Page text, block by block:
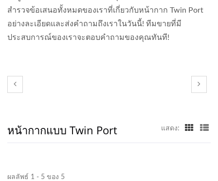
สำรวจข้อเสนอทั้งหมดของเราที่เกี่ยวกับหน้ากาก Twin Port
อย่างละเอียดและส่งคำถามถึงเราในวันนี้! ทีมขายที่มี
ประสบการณ์ของเราจะตอบคำถามของคุณทันที!
หน้ากากแบบ Twin Port แสดง:
ผลลัพธ์ 1 - 5 ของ 5